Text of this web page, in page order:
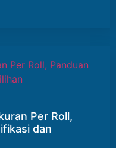
Per Roll,
dan